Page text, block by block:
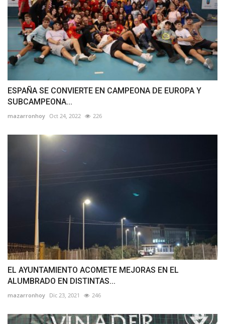
ESPAÑA SE CONVIERTE EN CAMPEONA DE EUROPA Y
SUBCAMPEONA...
mazarronhoy Oct 24, 2022 226
EL AYUNTAMIENTO ACOMETE MEJORAS EN EL
ALUMBRADO EN DISTINTAS...
mazarronhoy Dic 23, 2021 246